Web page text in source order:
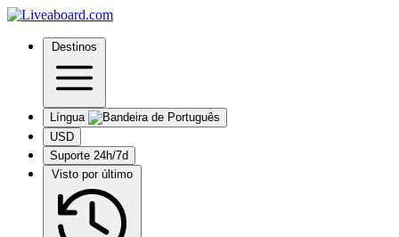
Destinos
Língua
USD
Suporte 24h/7d
Visto por último